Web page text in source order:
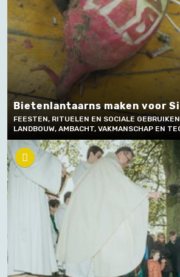
Bietenlantaarns maken voor
FEESTEN, RITUELEN EN SOCIALE
LANDBOUW, AMBACHT, VAKMANSCHAP EN